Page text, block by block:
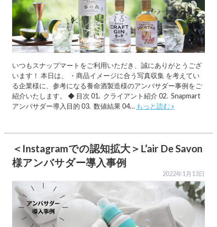
いつもスナップマートをご利用いただき、誠にありがとうござ
います！ 本日は、 ・商品イメージに合う写真収集 を考えてい
る企業様に、参考になる養命酒製造様のアンバサダー事例をご
紹介いたします。 ◆ 目次 01. クライアント紹介 02. Snapmart
アンバサダー導入目的 03. 数値結果 04… もっと読む »
＜Instagramでの認知拡大＞L’air De Savon
様アンバサダー導入事例
2022年1月13日